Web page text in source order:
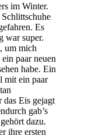
im Winter.
Es
war super.
um mich
paar neuen
habe. Ein
mit ein paar
das Eis gejagt
gab’s
dazu.
ihre ersten